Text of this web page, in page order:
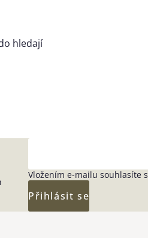
hledají
Vložením e-mailu souhlasíte s
Přihlásit se